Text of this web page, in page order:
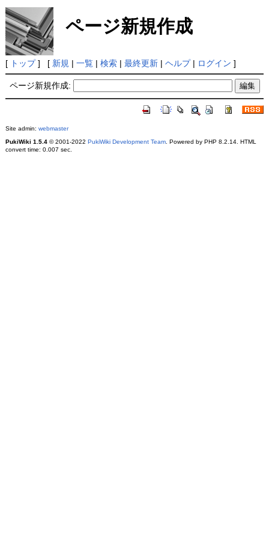
ページ新規作成
[ トップ] [ 新規 | 一覧| 検索| 最終更新| ヘルプ| ログイン ]
ページ新規作成:
Site admin: webmaster
PukiWiki 1.5.4© 2001-2022 PukiWiki Development Team. Powered by PHP 8.2.14. HTML
convert time: 0.007 sec.